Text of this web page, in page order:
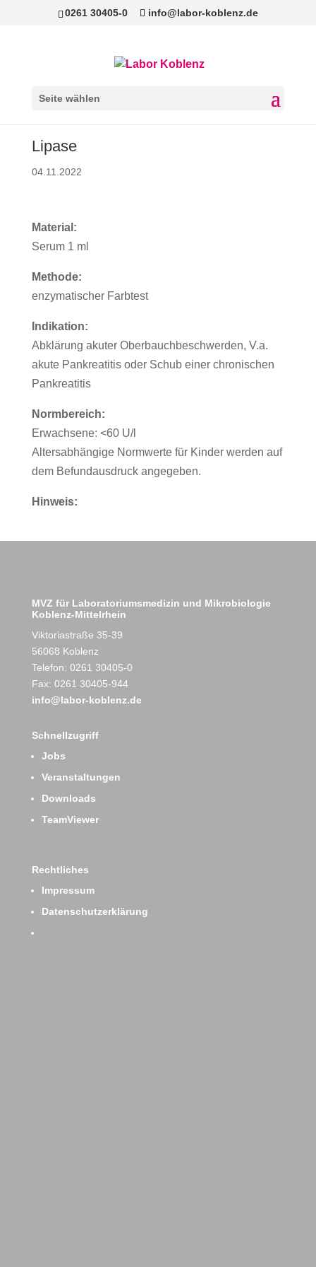
0261 30405-0 info@labor-koblenz.de
Seite wählen
Lipase
04.11.2022
Material:
Serum 1 ml
Methode:
enzymatischer Farbtest
Indikation:
Abklärung akuter Oberbauchbeschwerden, V.a.
akute Pankreatitis oder Schub einer chronischen
Pankreatitis
Normbereich:
Erwachsene: <60 U/l
Altersabhängige Normwerte für Kinder werden auf
dem Befundausdruck angegeben.
Hinweis:
MVZ für Laboratoriumsmedizin und Mikrobiologie
Koblenz-Mittelrhein
Viktoriastraße 35-39
56068 Koblenz
Telefon: 0261 30405-0
Fax: 0261 30405-944
info@labor-koblenz.de
Schnellzugriff
Jobs
Veranstaltungen
Downloads
TeamViewer
Rechtliches
Impressum
Datenschutzerklärung